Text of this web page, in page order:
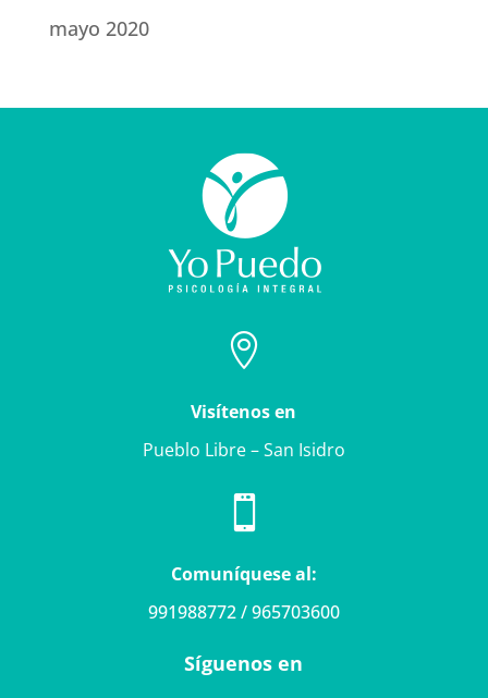
mayo 2020

Visítenos en
Pueblo Libre – San Isidro

Comuníquese al:
991988772 / 965703600
Síguenos en